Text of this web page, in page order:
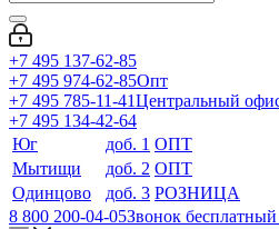
+7 495 137-62-85
+7 495 974-62-85Опт
+7 495 785-11-41Центральный
+7 495 134-42-64
Юг
доб. 1 ОПТ
Мытищи
доб. 2 ОПТ
Одинцово
доб. 3 РОЗНИЦА
8 800 200-04-05Звонок